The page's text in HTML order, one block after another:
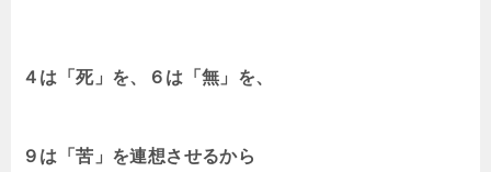
４は「死」を、６は「無」を、
９は「苦」を連想させるから